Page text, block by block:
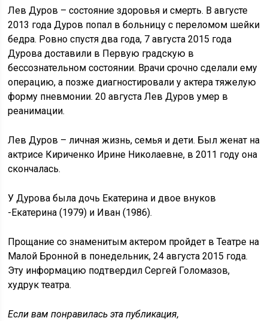
Лев Дуров – состояние здоровья и смерть. В августе
2013 года Дуров попал в больницу с переломом шейки
бедра. Ровно спустя два года, 7 августа 2015 года
Дурова доставили в Первую градскую в
бессознательном состоянии. Врачи срочно сделали ему
операцию, а позже диагностировали у актера тяжелую
форму пневмонии. 20 августа Лев Дуров умер в
реанимации.
Лев Дуров – личная жизнь, семья и дети. Был женат на
актрисе Кириченко Ирине Николаевне, в 2011 году она
скончалась.
У Дурова была дочь Екатерина и двое внуков
-Екатерина (1979) и Иван (1986).
Прощание со знаменитым актером пройдет в Театре на
Малой Бронной в понедельник, 24 августа 2015 года.
Эту информацию подтвердил Сергей Голомазов,
худрук театра.
Если вам понравилась эта публикация,